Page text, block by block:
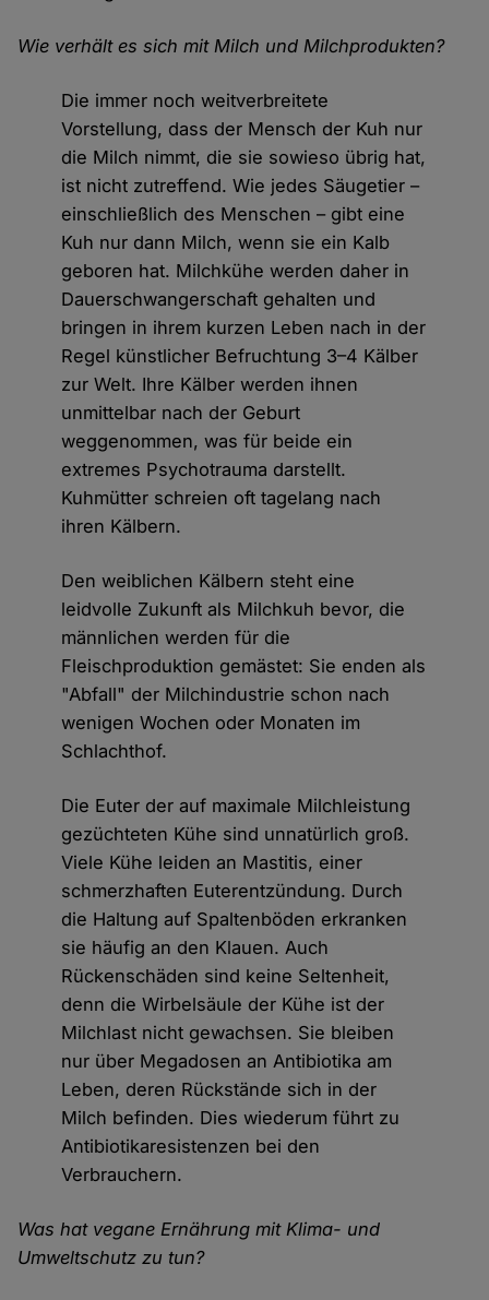
Wie verhält es sich mit Milch und Milchprodukten?
Die immer noch weitverbreitete
Vorstellung, dass der Mensch der Kuh nur
die Milch nimmt, die sie sowieso übrig hat,
ist nicht zutreffend. Wie jedes Säugetier –
einschließlich des Menschen – gibt eine
Kuh nur dann Milch, wenn sie ein Kalb
geboren hat. Milchkühe werden daher in
Dauerschwangerschaft gehalten und
bringen in ihrem kurzen Leben nach in der
Regel künstlicher Befruchtung 3–4 Kälber
zur Welt. Ihre Kälber werden ihnen
unmittelbar nach der Geburt
weggenommen, was für beide ein
extremes Psychotrauma darstellt.
Kuhmütter schreien oft tagelang nach
ihren Kälbern.
Den weiblichen Kälbern steht eine
leidvolle Zukunft als Milchkuh bevor, die
männlichen werden für die
Fleischproduktion gemästet: Sie enden als
"Abfall" der Milchindustrie schon nach
wenigen Wochen oder Monaten im
Schlachthof.
Die Euter der auf maximale Milchleistung
gezüchteten Kühe sind unnatürlich groß.
Viele Kühe leiden an Mastitis, einer
schmerzhaften Euterentzündung. Durch
die Haltung auf Spaltenböden erkranken
sie häufig an den Klauen. Auch
Rückenschäden sind keine Seltenheit,
denn die Wirbelsäule der Kühe ist der
Milchlast nicht gewachsen. Sie bleiben
nur über Megadosen an Antibiotika am
Leben, deren Rückstände sich in der
Milch befinden. Dies wiederum führt zu
Antibiotikaresistenzen bei den
Verbrauchern.
Was hat vegane Ernährung mit Klima- und
Umweltschutz zu tun?